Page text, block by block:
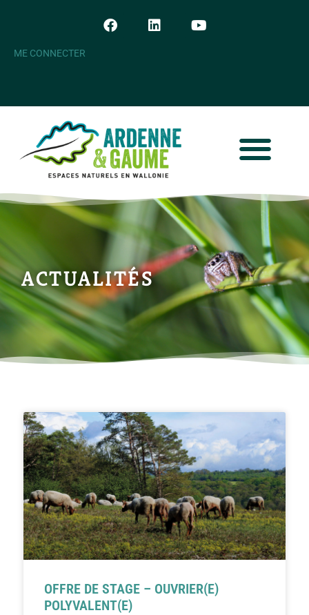
ME CONNECTER
ACTUALITÉS
OFFRE DE STAGE – OUVRIER(E)
POLYVALENT(E)